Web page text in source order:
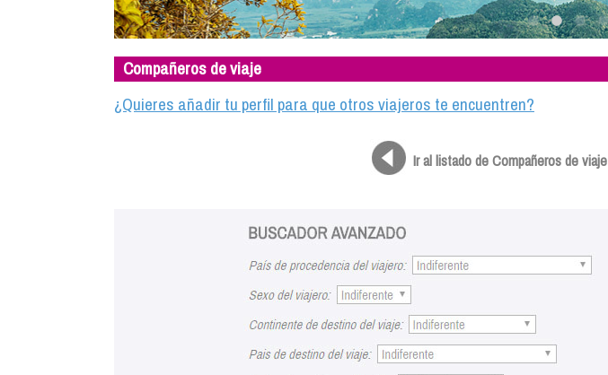
Compañeros de viaje
¿Quieres añadir tu perfil para que otros viajeros te encuentren?
Ir al listado de Compañeros de viaje